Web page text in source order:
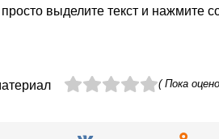
выделите текст и нажмите
( Пока